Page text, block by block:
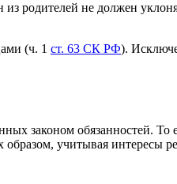
родителей не должен
(ч. 1 ст. 63 СК РФ).
законом обязанностей. То
учитывая интересы